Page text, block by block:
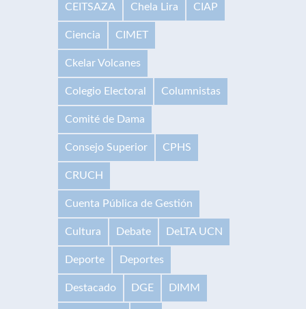
CEITSAZA Chela Lira CIAP
Ciencia CIMET
Ckelar Volcanes
Colegio Electoral Columnistas
Comité de Dama
Consejo Superior CPHS
CRUCH
Cuenta Pública de Gestión
Cultura Debate DeLTA UCN
Deporte Deportes
Destacado DGE DIMM